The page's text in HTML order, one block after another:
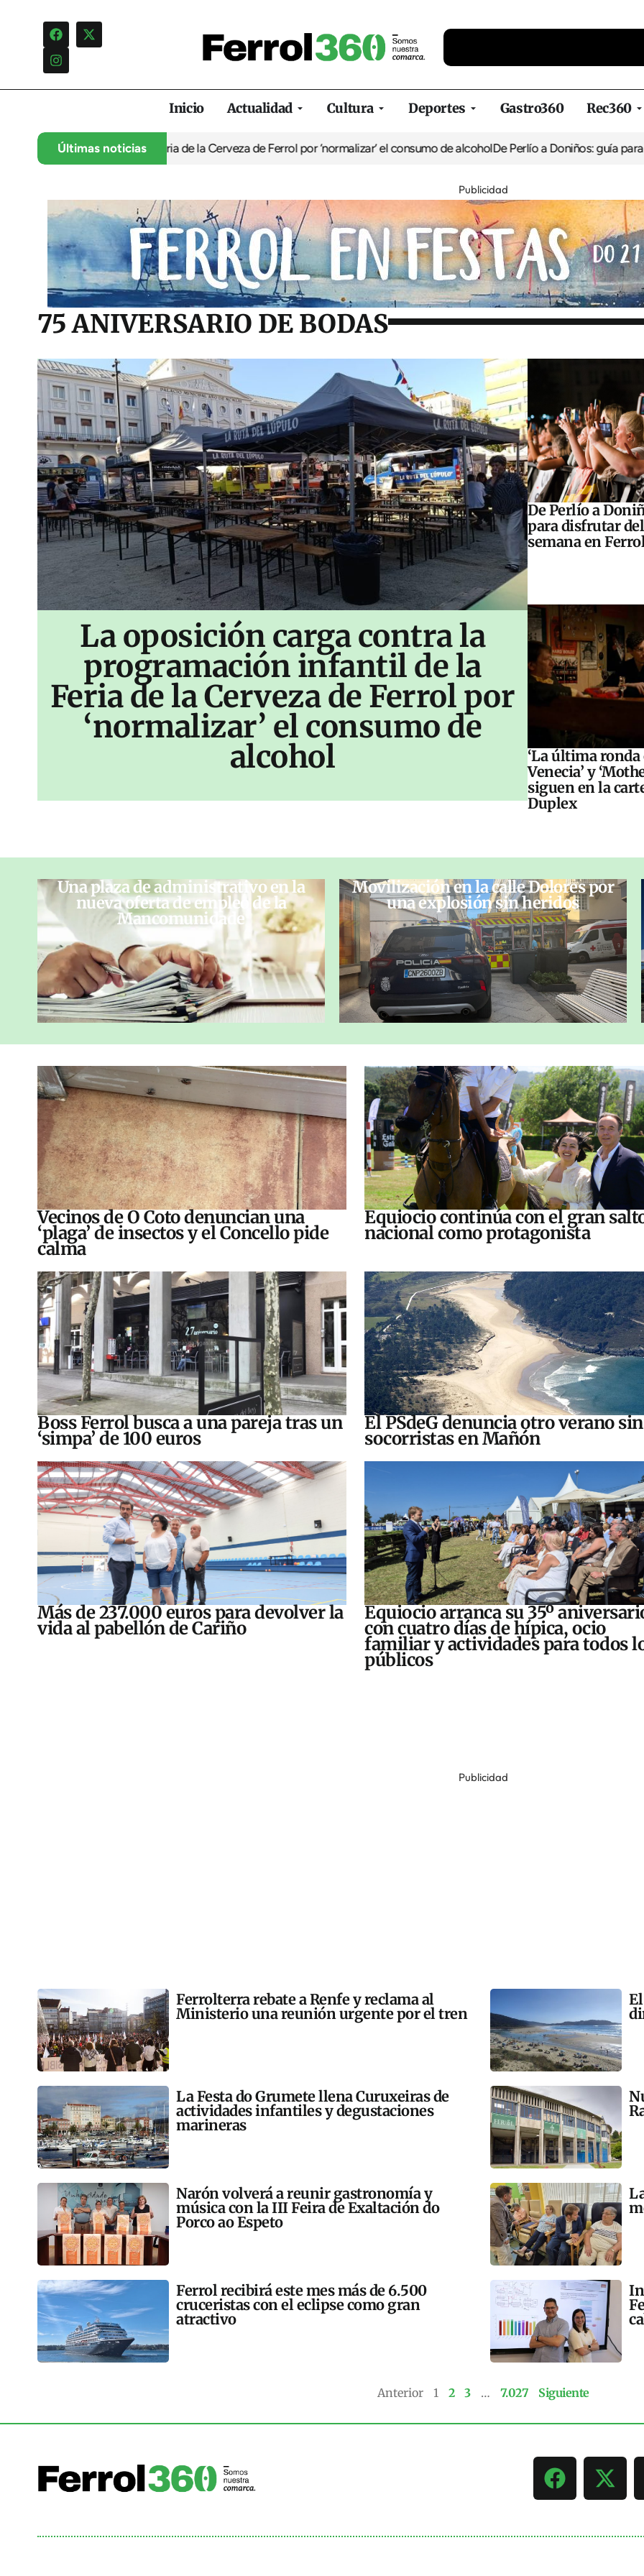
Inicio Actualidad Cultura Deportes Gastro360 Rec360
Últimas noticias
infantil de la Feria de la Cerveza de Ferrol por ‘normalizar’ el consumo de alcoholDe Perlío a Doniños: guía para disfrutar del
Publicidad
75 ANIVERSARIO DE BODAS
La oposición carga contra la
programación infantil de la
Feria de la Cerveza de Ferrol por
‘normalizar’ el consumo de
alcohol
De Perlío a
para disfrutar
semana en
‘La última ronda
Venecia’ y
siguen en la
Duplex
Una plaza de administrativo en la
nueva oferta de empleo de la
Mancomunidade
Movilización en la calle Dolores por
una explosión sin heridos
Vecinos de O Coto denuncian una
‘plaga’ de insectos y el Concello pide
calma
Equiocio continúa con el gran
nacional como protagonista
Boss Ferrol busca a una pareja tras un
‘simpa’ de 100 euros
El PSdeG denuncia otro verano sin
socorristas en Mañón
Más de 237.000 euros para devolver la
vida al pabellón de Cariño
Equiocio arranca su 35º
con cuatro días de hípica, ocio
familiar y actividades para todos
públicos
Publicidad
Ferrolterra rebate a Renfe y reclama al
Ministerio una reunión urgente por el tren
La Festa do Grumete llena Curuxeiras de
actividades infantiles y degustaciones
marineras
Narón volverá a reunir gastronomía y
música con la III Feira de Exaltación do
Porco ao Espeto
Ferrol recibirá este mes más de 6.500
cruceristas con el eclipse como gran
atractivo
Anterior 1 2 3 … 7.027 Siguiente